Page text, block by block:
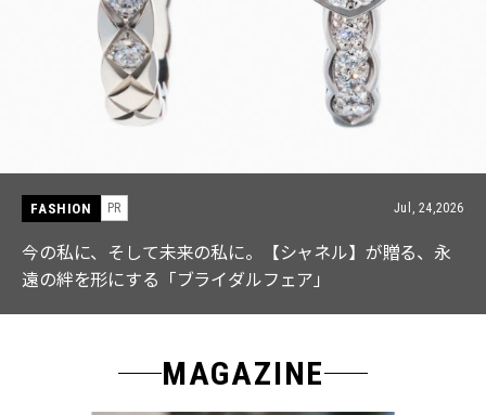
FASHION PR Jul, 24,2026
の私に、そして未来の私に。【シャネル】が贈る、永
の絆を形にする「ブライダルフェア」
MAGAZINE